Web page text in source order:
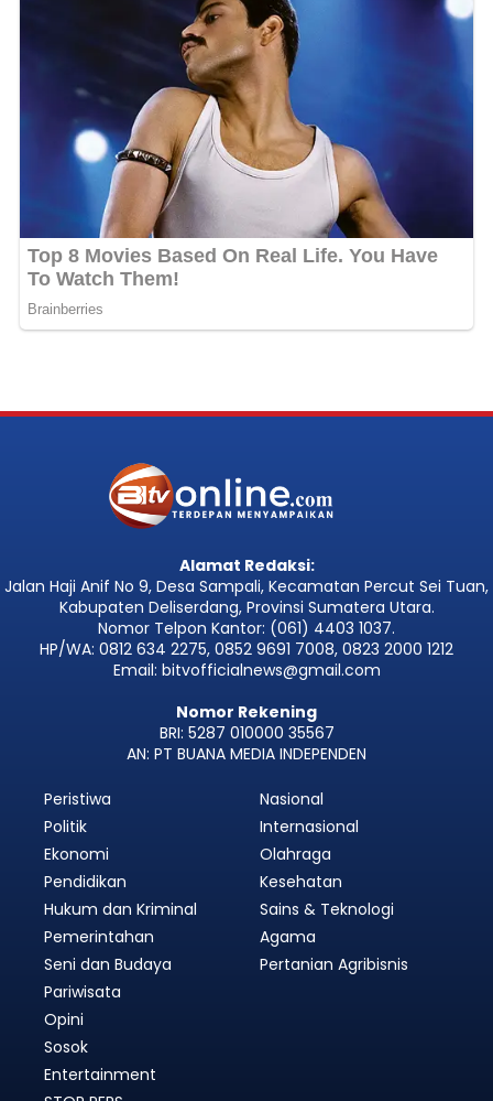
Alamat Redaksi:
Jalan Haji Anif No 9, Desa Sampali, Kecamatan Percut Sei Tuan,
Kabupaten Deliserdang, Provinsi Sumatera Utara.
Nomor Telpon Kantor: (061) 4403 1037.
HP/WA: 0812 634 2275, 0852 9691 7008, 0823 2000 1212
Email: bitvofficialnews@gmail.com
Nomor Rekening
BRI: 5287 010000 35567
AN: PT BUANA MEDIA INDEPENDEN
Peristiwa
Politik
Ekonomi
Pendidikan
Hukum dan Kriminal
Pemerintahan
Nasional
Internasional
Olahraga
Kesehatan
Sains & Teknologi
Agama
Seni dan Budaya
Pariwisata
Opini
Sosok
Entertainment
Pertanian Agribisnis